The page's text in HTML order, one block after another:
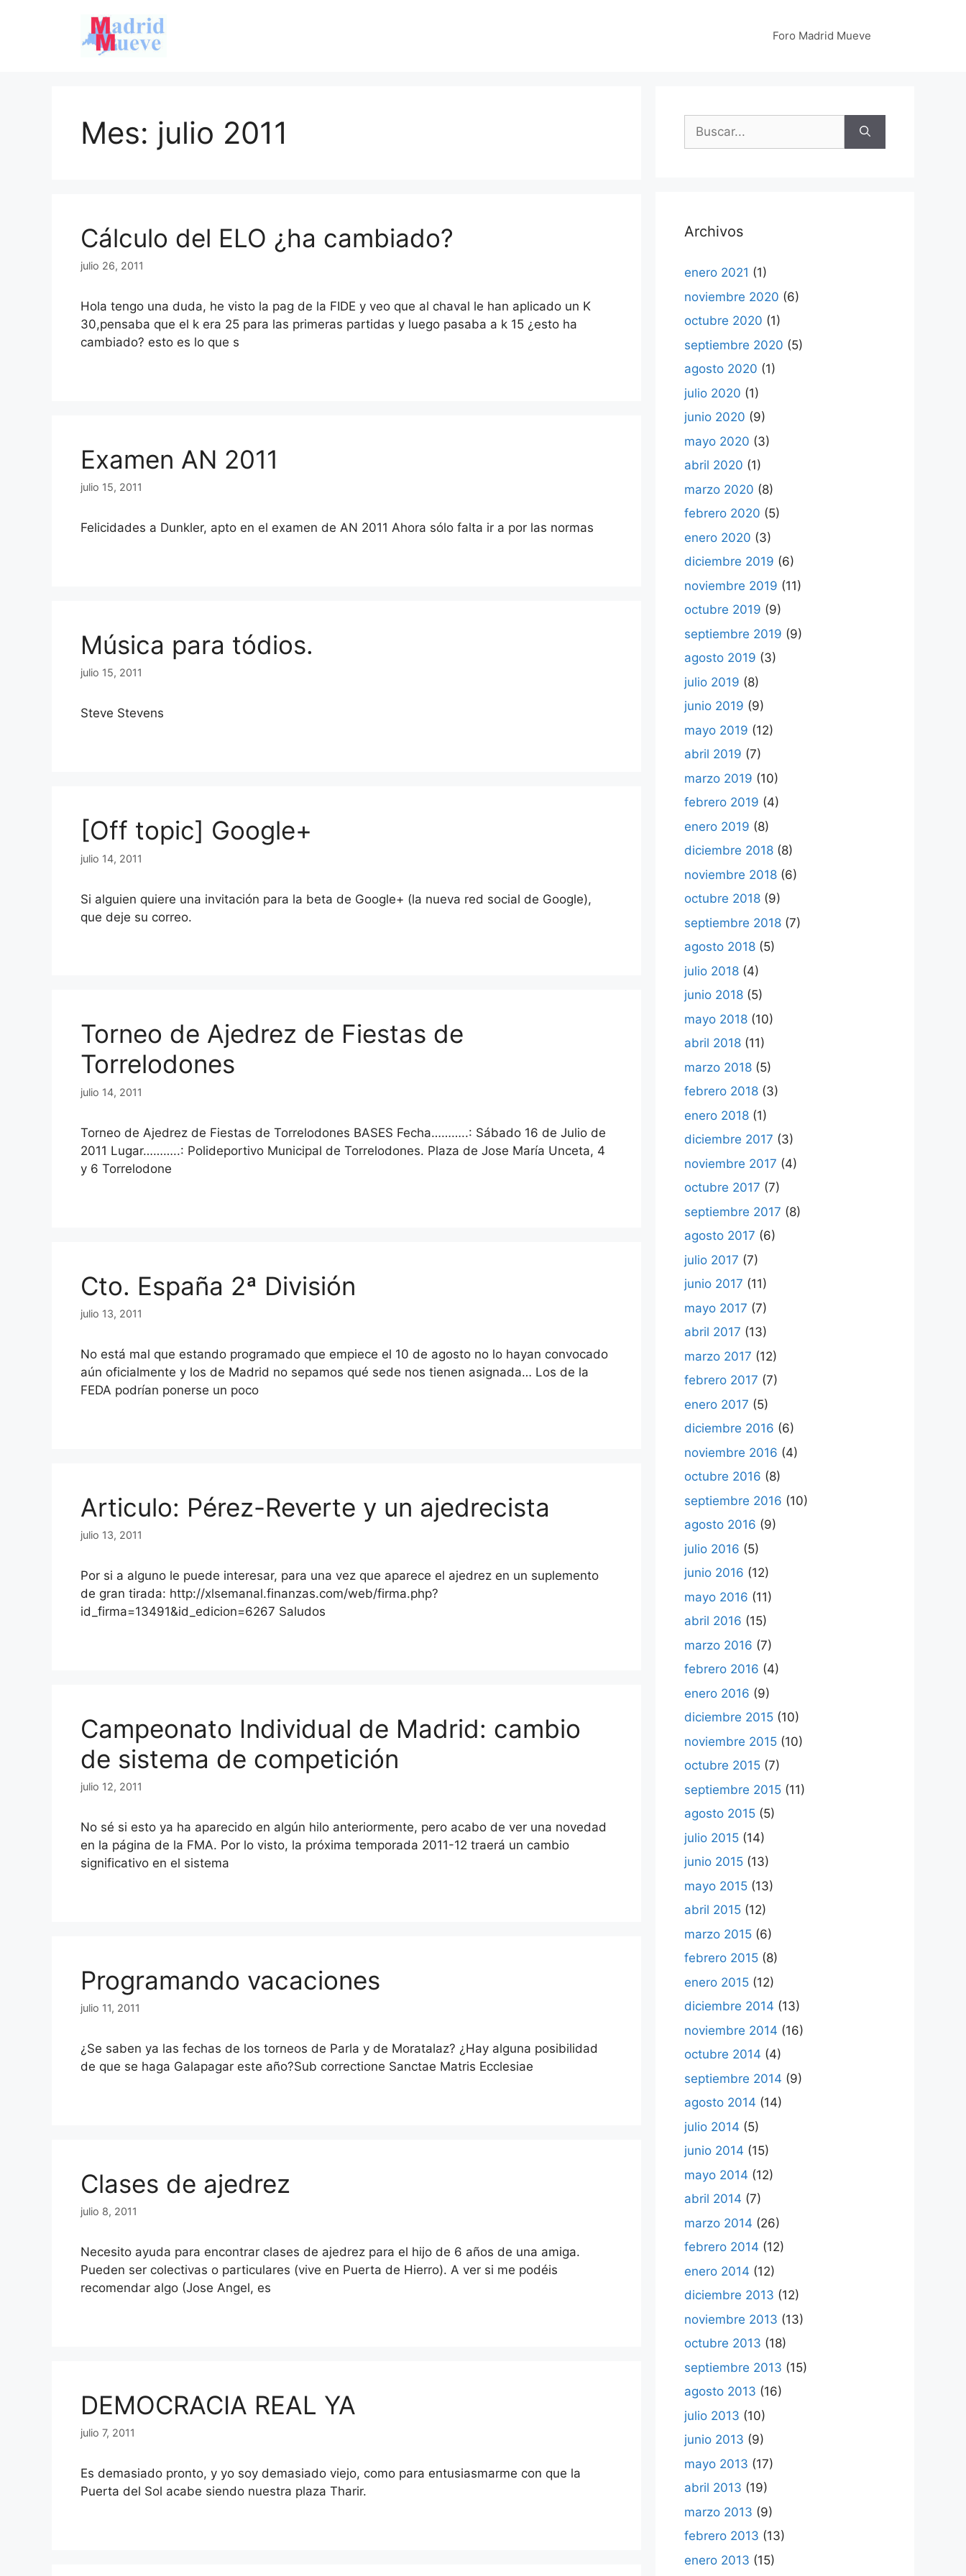
Foro Madrid Mueve
Mes: julio 2011
Cálculo del ELO ¿ha cambiado?
julio 26, 2011
Hola tengo una duda, he visto la pag de la FIDE y veo que al chaval le han aplicado un K
30,pensaba que el k era 25 para las primeras partidas y luego pasaba a k 15 ¿esto ha
cambiado? esto es lo que s
Examen AN 2011
julio 15, 2011
Felicidades a Dunkler, apto en el examen de AN 2011 Ahora sólo falta ir a por las normas
Música para tódios.
julio 15, 2011
Steve Stevens
[Off topic] Google+
julio 14, 2011
Si alguien quiere una invitación para la beta de Google+ (la nueva red social de Google),
que deje su correo.
Torneo de Ajedrez de Fiestas de
Torrelodones
julio 14, 2011
Torneo de Ajedrez de Fiestas de Torrelodones BASES Fecha………..: Sábado 16 de Julio de
2011 Lugar………..: Polideportivo Municipal de Torrelodones. Plaza de Jose María Unceta, 4
y 6 Torrelodone
Cto. España 2ª División
julio 13, 2011
No está mal que estando programado que empiece el 10 de agosto no lo hayan convocado
aún oficialmente y los de Madrid no sepamos qué sede nos tienen asignada… Los de la
FEDA podrían ponerse un poco
Articulo: Pérez-Reverte y un ajedrecista
julio 13, 2011
Por si a alguno le puede interesar, para una vez que aparece el ajedrez en un suplemento
de gran tirada: http://xlsemanal.finanzas.com/web/firma.php?
id_firma=13491&id_edicion=6267 Saludos
Campeonato Individual de Madrid: cambio
de sistema de competición
julio 12, 2011
No sé si esto ya ha aparecido en algún hilo anteriormente, pero acabo de ver una novedad
en la página de la FMA. Por lo visto, la próxima temporada 2011-12 traerá un cambio
significativo en el sistema
Programando vacaciones
julio 11, 2011
¿Se saben ya las fechas de los torneos de Parla y de Moratalaz? ¿Hay alguna posibilidad
de que se haga Galapagar este año?Sub correctione Sanctae Matris Ecclesiae
Clases de ajedrez
julio 8, 2011
Necesito ayuda para encontrar clases de ajedrez para el hijo de 6 años de una amiga.
Pueden ser colectivas o particulares (vive en Puerta de Hierro). A ver si me podéis
recomendar algo (Jose Angel, es
DEMOCRACIA REAL YA
julio 7, 2011
Es demasiado pronto, y yo soy demasiado viejo, como para entusiasmarme con que la
Puerta del Sol acabe siendo nuestra plaza Tharir.
Buscar:
Archivos
enero 2021 (1)
noviembre 2020 (6)
octubre 2020 (1)
septiembre 2020 (5)
agosto 2020 (1)
julio 2020 (1)
junio 2020 (9)
mayo 2020 (3)
abril 2020 (1)
marzo 2020 (8)
febrero 2020 (5)
enero 2020 (3)
diciembre 2019 (6)
noviembre 2019 (11)
octubre 2019 (9)
septiembre 2019 (9)
agosto 2019 (3)
julio 2019 (8)
junio 2019 (9)
mayo 2019 (12)
abril 2019 (7)
marzo 2019 (10)
febrero 2019 (4)
enero 2019 (8)
diciembre 2018 (8)
noviembre 2018 (6)
octubre 2018 (9)
septiembre 2018 (7)
agosto 2018 (5)
julio 2018 (4)
junio 2018 (5)
mayo 2018 (10)
abril 2018 (11)
marzo 2018 (5)
febrero 2018 (3)
enero 2018 (1)
diciembre 2017 (3)
noviembre 2017 (4)
octubre 2017 (7)
septiembre 2017 (8)
agosto 2017 (6)
julio 2017 (7)
junio 2017 (11)
mayo 2017 (7)
abril 2017 (13)
marzo 2017 (12)
febrero 2017 (7)
enero 2017 (5)
diciembre 2016 (6)
noviembre 2016 (4)
octubre 2016 (8)
septiembre 2016 (10)
agosto 2016 (9)
julio 2016 (5)
junio 2016 (12)
mayo 2016 (11)
abril 2016 (15)
marzo 2016 (7)
febrero 2016 (4)
enero 2016 (9)
diciembre 2015 (10)
noviembre 2015 (10)
octubre 2015 (7)
septiembre 2015 (11)
agosto 2015 (5)
julio 2015 (14)
junio 2015 (13)
mayo 2015 (13)
abril 2015 (12)
marzo 2015 (6)
febrero 2015 (8)
enero 2015 (12)
diciembre 2014 (13)
noviembre 2014 (16)
octubre 2014 (4)
septiembre 2014 (9)
agosto 2014 (14)
julio 2014 (5)
junio 2014 (15)
mayo 2014 (12)
abril 2014 (7)
marzo 2014 (26)
febrero 2014 (12)
enero 2014 (12)
diciembre 2013 (12)
noviembre 2013 (13)
octubre 2013 (18)
septiembre 2013 (15)
agosto 2013 (16)
julio 2013 (10)
junio 2013 (9)
mayo 2013 (17)
abril 2013 (19)
marzo 2013 (9)
febrero 2013 (13)
enero 2013 (15)